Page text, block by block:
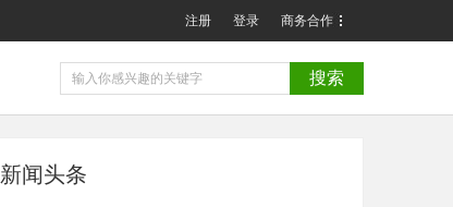
注册 登录 商务合作
搜索
新闻头条